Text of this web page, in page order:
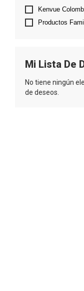
Kenvue
Productos
Mi Lista De
No tiene ningún
de deseos.